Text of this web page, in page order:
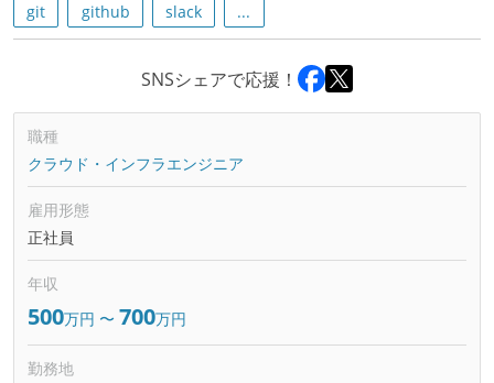
git
github slack ...
SNSシェアで応援！
職種
クラウド・インフラエンジニア
雇用形態
正社員
年収
500万円 〜 700万円
勤務地